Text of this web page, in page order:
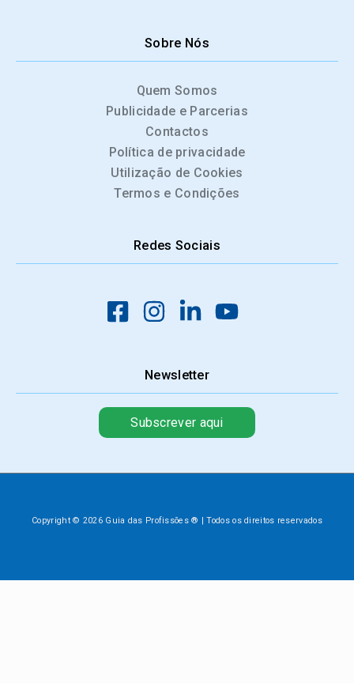
Sobre Nós
Quem Somos
Publicidade e Parcerias
Contactos
Política de privacidade
Utilização de Cookies
Termos e Condições
Redes Sociais
Newsletter
Subscrever aqui
Copyright © 2026 Guia das Profissões ® | Todos os direitos reservados